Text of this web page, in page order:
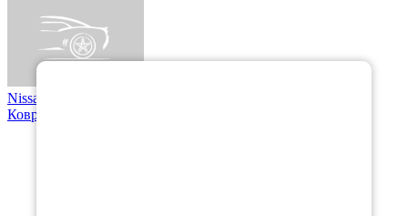
Nissan
Коврик в багажник Nissan Pathfinder III (R51) 2010-2014